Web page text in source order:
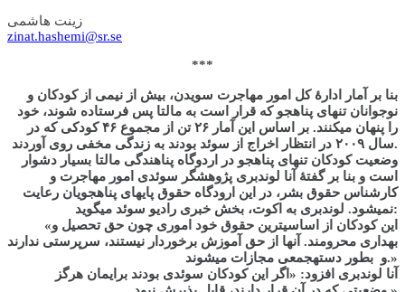
زینت هاشمی
zinat.hashemi@sr.se
***
بنا بر آمار ادارۀ کل امور مهاجرت سويدن، بیش از نیمی از کودکان و
نوجوانان تنهای پناهجو که قرار است به مالتا پس فرستاده شوند، خود
را پنهان می­کنند. بر اساس این آمار ۲۶ تن از مجموع ۴۶ کودکی که در
سال ۲۰۰۹ در انتظار اخراج از سوئد بودند به زندگی مخفی روی آوردند.
وضعیت کودکان تنهای پناهجو در اردوگاه پناهندگی مالتا بسیار دشوار
است و بنا بر گفتۀ آنا لوندبری پژوهشگر سوئدی امور مهاجرت و
کارشناس حقوق بشر، در این ارودگاه حقوق پایه­ای پناهجویان رعایت
نمی­شود. لوندبری به اکوت، بخش خبری رادیو سوئد می­گوید:
«این کودکان از اساسی­ترین حقوق خود اموری چون حق تحصیل و
بهداری محرومند. آن­ها از حق آموزش برخوردار نیستند، سرپرستی ندارند
و بطور دسته­جمعی مجازات می­شوند.»
آنا لوندبری افزود: «اگر این کودکان سوئدی بودند برای­مان هرگز